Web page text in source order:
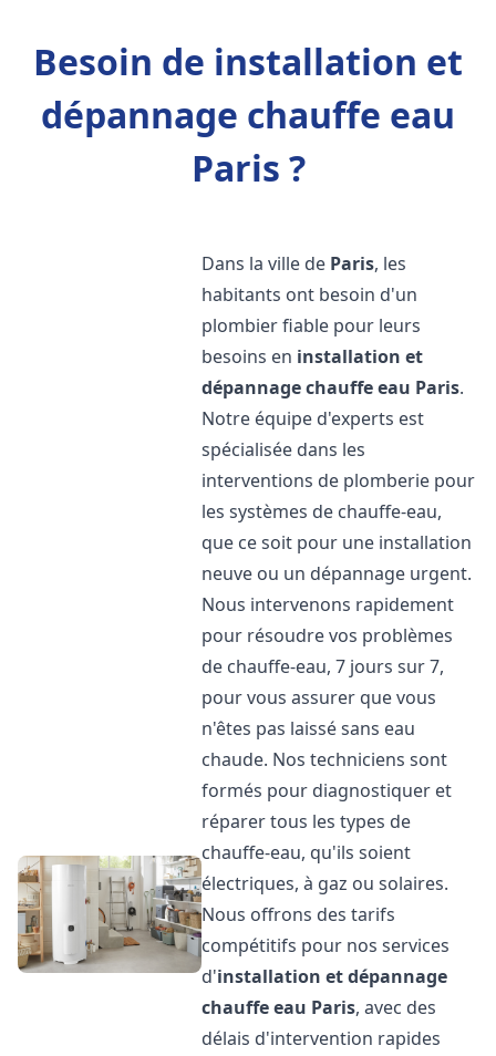
Besoin de installation et
dépannage chauffe eau
Paris ?
Dans la ville de Paris, les
habitants ont besoin d'un
plombier fiable pour leurs
besoins en installation et
dépannage chauffe eau Paris.
Notre équipe d'experts est
spécialisée dans les
interventions de plomberie pour
les systèmes de chauffe-eau,
que ce soit pour une installation
neuve ou un dépannage urgent.
Nous intervenons rapidement
pour résoudre vos problèmes
de chauffe-eau, 7 jours sur 7,
pour vous assurer que vous
n'êtes pas laissé sans eau
chaude. Nos techniciens sont
formés pour diagnostiquer et
réparer tous les types de
chauffe-eau, qu'ils soient
électriques, à gaz ou solaires.
Nous offrons des tarifs
compétitifs pour nos services
d'installation et dépannage
chauffe eau Paris, avec des
délais d'intervention rapides